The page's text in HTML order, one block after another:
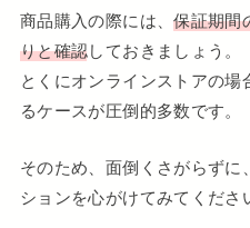
商品購入の際には、保証期間
りと確認しておきましょう。
とくにオンラインストアの
るケースが圧倒的多数です。
そのため、面倒くさがらず
ションを心がけてみてくださ